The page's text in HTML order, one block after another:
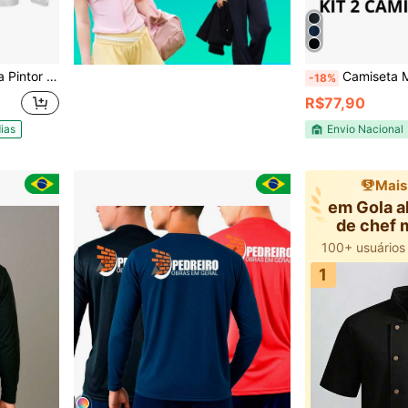
Profissional -18% Camiseta Masculina Uniforme Malha Fria
R$77,90
Envio Nacional
em Gola
de chef
1